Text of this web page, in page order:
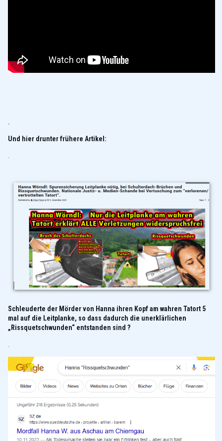
.
Und hier drunter frühere Artikel:
.
Schleuderte der Mörder von Hanna ihren Kopf am wahren Tatort 5
mal auf die Leitplanke, so dass dadurch die unerklärlichen
„Rissquetschwunden“ entstanden sind ?
.